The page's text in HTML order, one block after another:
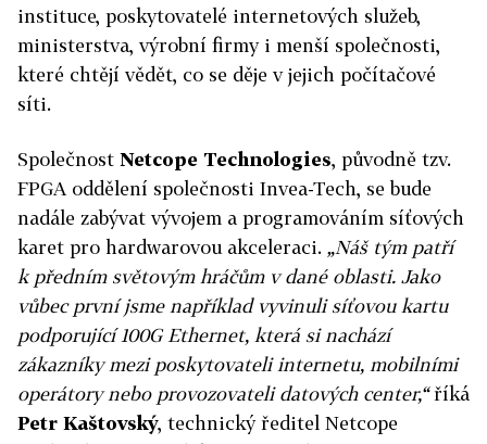
instituce, poskytovatelé internetových služeb,
ministerstva, výrobní firmy i menší společnosti,
které chtějí vědět, co se děje v jejich počítačové
síti.
Společnost Netcope Technologies, původně tzv.
FPGA oddělení společnosti Invea-Tech, se bude
nadále zabývat vývojem a programováním síťových
karet pro hardwarovou akceleraci. „Náš tým patří
k předním světovým hráčům v dané oblasti. Jako
vůbec první jsme například vyvinuli síťovou kartu
podporující 100G Ethernet, která si nachází
zákazníky mezi poskytovateli internetu, mobilními
operátory nebo provozovateli datových center,“říká
Petr Kaštovský, technický ředitel Netcope